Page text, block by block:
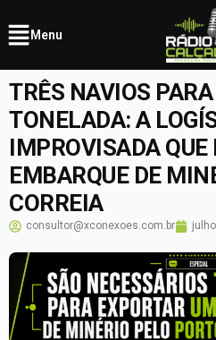
Menu
TRÊS NAVIOS
TONELADA: A
IMPROVISADA QUE
EMBARQUE DE
CORREIA
consultor@xconexoes.com.br